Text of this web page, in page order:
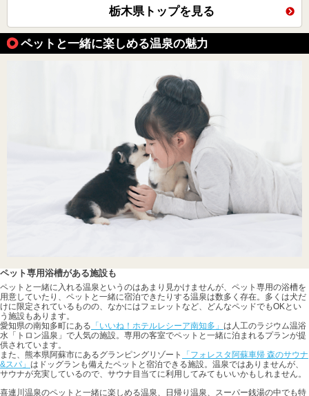
栃木県トップを見る
ペットと一緒に楽しめる温泉の魅力
ペット専用浴槽がある施設も
ペットと一緒に入れる温泉というのはあまり見かけませんが、ペット専用の浴槽を
用意していたり、ペットと一緒に宿泊できたりする温泉は数多く存在。多くは犬だ
けに限定されているものの、なかにはフェレットなど、どんなペッドでもOKとい
う施設もあります。
愛知県の南知多町にある 「いいね！ホテルレシーア南知多」 は人工のラジウム温浴
水「トロン温泉」で人気の施設。専用の客室でペットと一緒に泊まれるプランが提
供されています。
また、熊本県阿蘇市にあるグランピングリゾート
「フォレスタ阿蘇車帰 森のサウナ
&スパ」 はドッグランも備えたペットと宿泊できる施設。温泉ではありませんが、
サウナが充実しているので、サウナ目当てに利用してみてもいいかもしれません。
喜連川温泉のペットと一緒に楽しめる温泉、日帰り温泉、スーパー銭湯の中でも特